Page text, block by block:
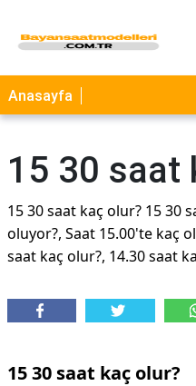
Anasayfa
15 30 saat
15 30 saat kaç olur? 15 30
oluyor?, Saat 15.00'te kaç
saat kaç olur?, 14.30 saat
15 30 saat kaç olur?